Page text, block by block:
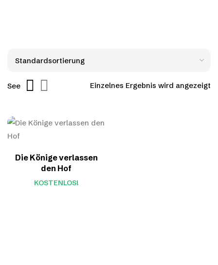
Einzelnes Ergebnis wird angezeigt
See
Die Könige verlassen
den Hof
KOSTENLOS!